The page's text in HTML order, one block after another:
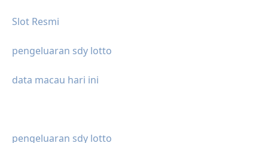
Slot Resmi
pengeluaran sdy lotto
data macau hari ini
pengeluaran sdy lotto